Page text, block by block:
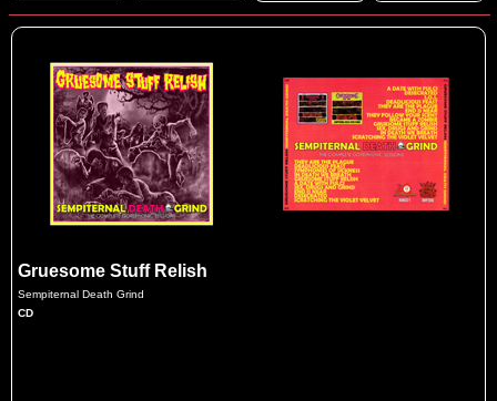
Gruesome Stuff Relish
Sempiternal Death Grind
CD